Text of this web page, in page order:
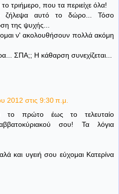
τριήμερο, που τα περιείχε όλα!
ζήλεψα αυτό το δώρο... Τόσο
της ψυχής...
ν' ακολουθήσουν πολλά ακόμη
ΣΠΑ;; Η κάθαρση συνεχίζεται...
2012 στις 9:30 π.μ.
πρώτο έως το τελευταίο
σου! Τα λόγια
και υγειή σου εύχομαι Κατερίνα